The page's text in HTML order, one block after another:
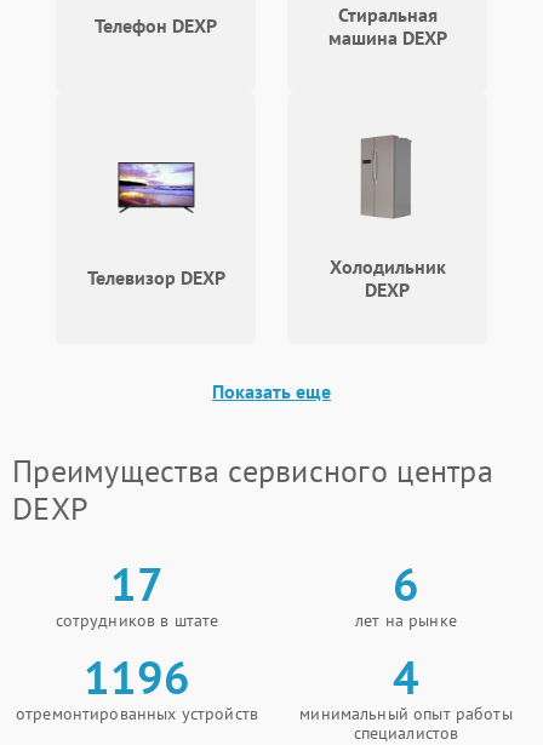
Телефон DEXP
Стиральная
машина DEXP
Телевизор DEXP
Холодильник
DEXP
Показать еще
Преимущества сервисного центра
DEXP
17
сотрудников в штате
6
лет на рынке
1196
отремонтированных устройств
4
минимальный опыт работы
специалистов